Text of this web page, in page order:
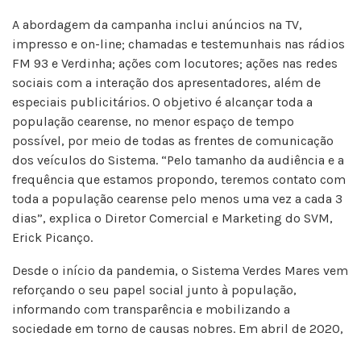
A abordagem da campanha inclui anúncios na TV,
impresso e on-line; chamadas e testemunhais nas rádios
FM 93 e Verdinha; ações com locutores; ações nas redes
sociais com a interação dos apresentadores, além de
especiais publicitários. O objetivo é alcançar toda a
população cearense, no menor espaço de tempo
possível, por meio de todas as frentes de comunicação
dos veículos do Sistema. “Pelo tamanho da audiência e a
frequência que estamos propondo, teremos contato com
toda a população cearense pelo menos uma vez a cada 3
dias”, explica o Diretor Comercial e Marketing do SVM,
Erick Picanço.
Desde o início da pandemia, o Sistema Verdes Mares vem
reforçando o seu papel social junto à população,
informando com transparência e mobilizando a
sociedade em torno de causas nobres. Em abril de 2020,